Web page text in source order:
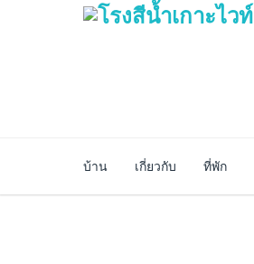
บ้าน เกี่ยวกับ ที่พัก